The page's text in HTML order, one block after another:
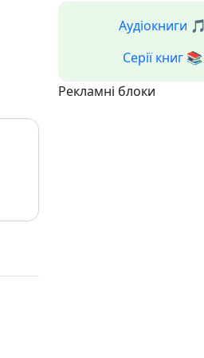
Аудіокниги 🎵
Серії книг 📚
Рекламні блоки